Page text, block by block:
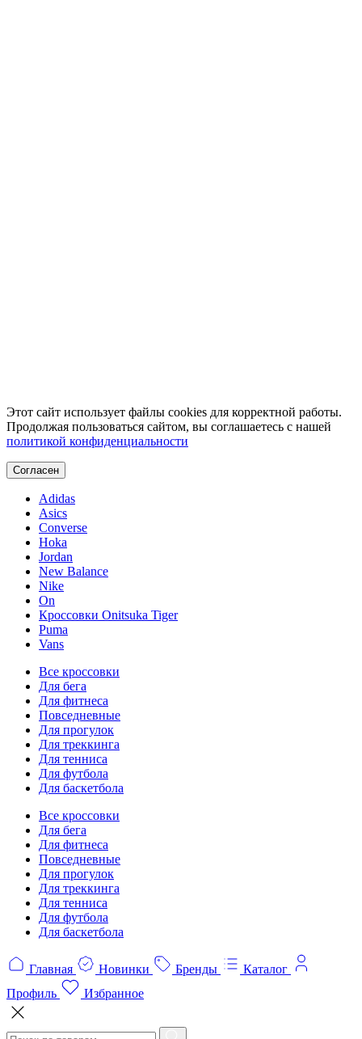
Этот сайт использует файлы cookies для корректной работы.
Продолжая пользоваться сайтом, вы соглашаетесь с нашей
политикой конфиденциальности
Согласен
Adidas
Asics
Converse
Hoka
Jordan
New Balance
Nike
On
Кроссовки Onitsuka Tiger
Puma
Vans
Все кроссовки
Для бега
Для фитнеса
Повседневные
Для прогулок
Для треккинга
Для тенниса
Для футбола
Для баскетбола
Все кроссовки
Для бега
Для фитнеса
Повседневные
Для прогулок
Для треккинга
Для тенниса
Для футбола
Для баскетбола
Главная Новинки Бренды
Каталог
Профиль
Избранное